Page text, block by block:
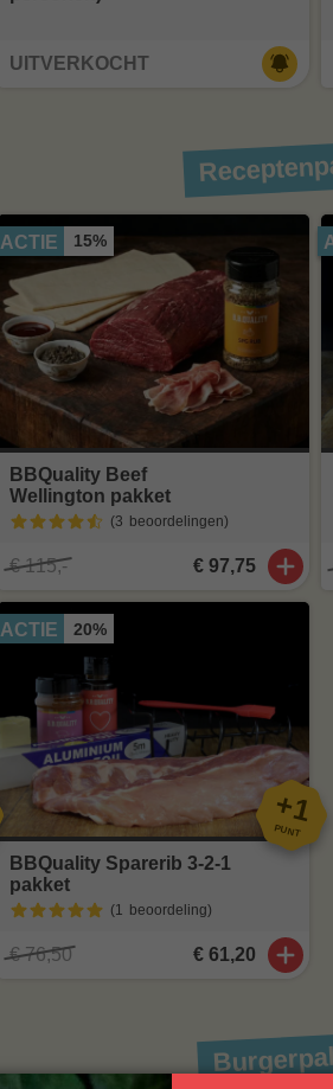
UITVERKOCHT
ACTIE 15%
BBQuality Beef
Wellington pakket
(3 beoordelingen)
€ 115,- € 97,75
ACTIE 20%
+1
PUNT
BBQuality Sparerib 3-2-1
pakket
(1 beoordeling)
€ 76,50 € 61,20